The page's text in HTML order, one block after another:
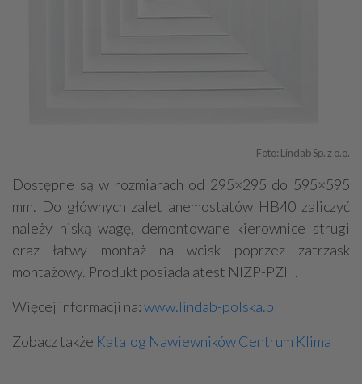
Foto: Lindab Sp. z o.o.
Dostępne są w rozmiarach od 295×295 do 595×595
mm. Do głównych zalet anemostatów HB40 zaliczyć
należy niską wagę, demontowane kierownice strugi
oraz łatwy montaż na wcisk poprzez zatrzask
montażowy. Produkt posiada atest NIZP-PZH.
Więcej informacji na:www.lindab-polska.pl
Zobacz także Katalog Nawiewników Centrum Klima